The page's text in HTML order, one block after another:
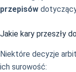
przepisów
Jakie kary przeszły
Niektóre decyzje
ich surowość: